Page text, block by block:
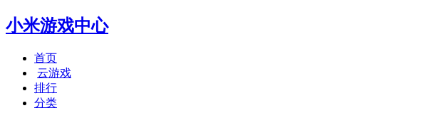
小米游戏中心
首页
云游戏
排行
分类